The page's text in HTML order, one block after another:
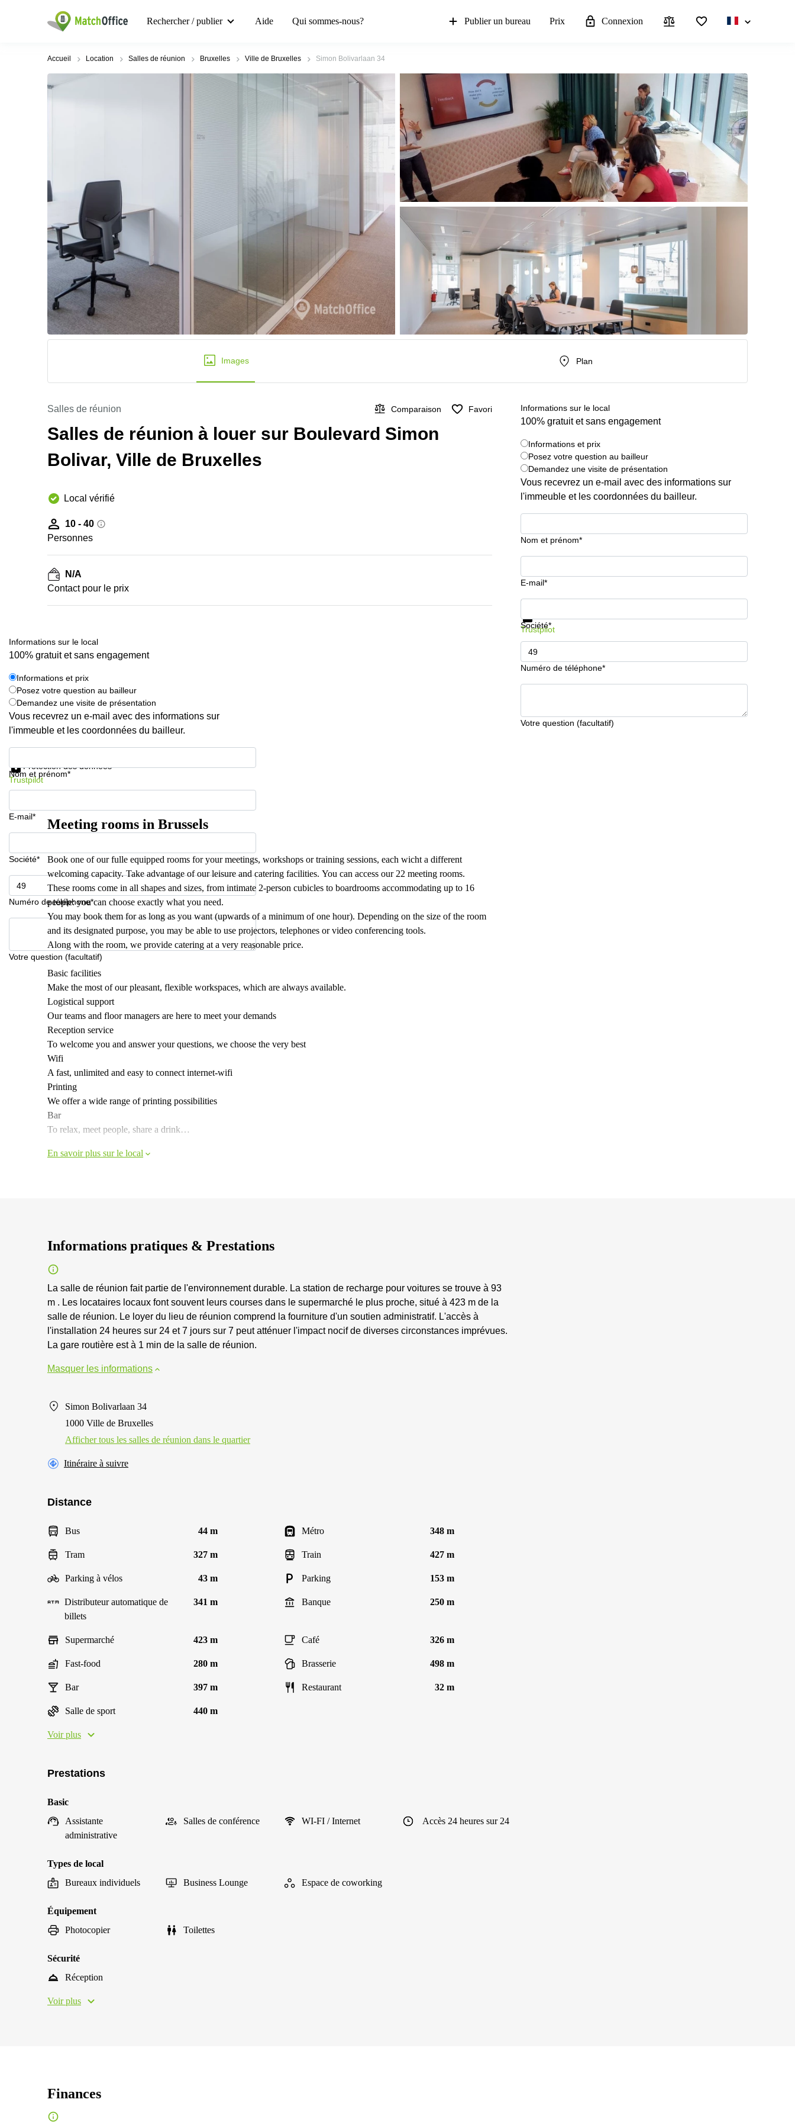
Rechercher / publier Aide Qui sommes-nous? Publier un bureau Prix Connexion
Accueil Location Salles de réunion Bruxelles Ville de Bruxelles Simon Bolivarlaan 34
Images Plan
Salles de réunion Comparaison Favori
Salles de réunion à louer sur Boulevard Simon
Bolivar, Ville de Bruxelles
Local vérifié
10 - 40
Personnes
N/A
Contact pour le prix
Informations sur le local
100% gratuit et sans engagement
Informations et prix
Posez votre question au bailleur
Demandez une visite de présentation
Vous recevrez un e-mail avec des informations sur
l'immeuble et les coordonnées du bailleur.
Nom et prénom*
E-mail*
Société*
Numéro de téléphone*
Votre question (facultatif)
Informations et prix
Trustpilot
Informations sur le local
100% gratuit et sans engagement
Informations et prix
Posez votre question au bailleur
Demandez une visite de présentation
Vous recevrez un e-mail avec des informations sur
l'immeuble et les coordonnées du bailleur.
Nom et prénom*
E-mail*
Société*
Numéro de téléphone*
Votre question (facultatif)
Protection des données
Trustpilot
Meeting rooms in Brussels
Book one of our fulle equipped rooms for your meetings, workshops or training sessions, each wicht a different
welcoming capacity. Take advantage of our leisure and catering facilities. You can access our 22 meeting rooms.
These rooms come in all shapes and sizes, from intimate 2-person cubicles to boardrooms accommodating up to 16
people: you can choose exactly what you need.
You may book them for as long as you want (upwards of a minimum of one hour). Depending on the size of the room
and its designated purpose, you may be able to use projectors, telephones or video conferencing tools.
Along with the room, we provide catering at a very reasonable price.
Basic facilities
Make the most of our pleasant, flexible workspaces, which are always available.
Logistical support
Our teams and floor managers are here to meet your demands
Reception service
To welcome you and answer your questions, we choose the very best
Wifi
A fast, unlimited and easy to connect internet-wifi
Printing
We offer a wide range of printing possibilities
Bar
To relax, meet people, share a drink…
En savoir plus sur le local
Informations pratiques & Prestations
La salle de réunion fait partie de l'environnement durable. La station de recharge pour voitures se trouve à 93
m . Les locataires locaux font souvent leurs courses dans le supermarché le plus proche, situé à 423 m de la
salle de réunion. Le loyer du lieu de réunion comprend la fourniture d'un soutien administratif. L'accès à
l'installation 24 heures sur 24 et 7 jours sur 7 peut atténuer l'impact nocif de diverses circonstances imprévues.
La gare routière est à 1 min de la salle de réunion.
Masquer les informations
Simon Bolivarlaan 34
1000 Ville de Bruxelles
Afficher tous les salles de réunion dans le quartier
Itinéraire à suivre
Distance
Bus 44 m Métro 348 m
Tram 327 m Train 427 m
Parking à vélos 43 m Parking 153 m
Distributeur automatique de
billets
341 m Banque 250 m
Supermarché 423 m Café 326 m
Fast-food 280 m Brasserie 498 m
Bar 397 m Restaurant 32 m
Salle de sport 440 m
Voir plus
Prestations
Basic
Assistante
administrative
Salles de conférence WI-FI / Internet Accès 24 heures sur 24
Types de local
Bureaux individuels
Business Lounge Espace de coworking
Équipement
Photocopier
Toilettes
Sécurité
Réception
Voir plus
Finances